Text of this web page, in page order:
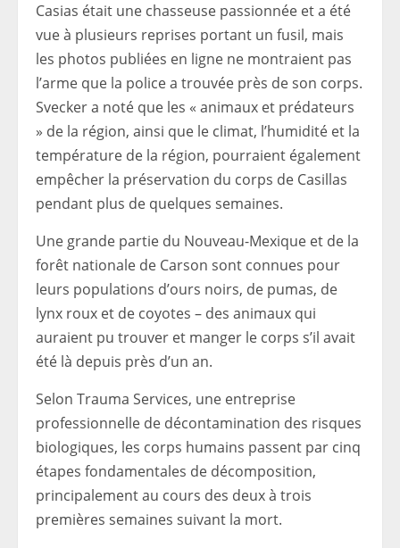
Casias était une chasseuse passionnée et a été
vue à plusieurs reprises portant un fusil, mais
les photos publiées en ligne ne montraient pas
l’arme que la police a trouvée près de son corps.
Svecker a noté que les « animaux et prédateurs
» de la région, ainsi que le climat, l’humidité et la
température de la région, pourraient également
empêcher la préservation du corps de Casillas
pendant plus de quelques semaines.
Une grande partie du Nouveau-Mexique et de la
forêt nationale de Carson sont connues pour
leurs populations d’ours noirs, de pumas, de
lynx roux et de coyotes – des animaux qui
auraient pu trouver et manger le corps s’il avait
été là depuis près d’un an.
Selon Trauma Services, une entreprise
professionnelle de décontamination des risques
biologiques, les corps humains passent par cinq
étapes fondamentales de décomposition,
principalement au cours des deux à trois
premières semaines suivant la mort.